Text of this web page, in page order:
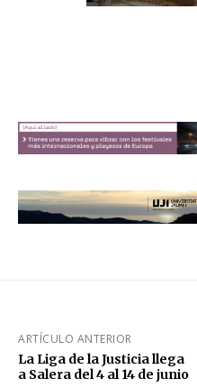
ARTÍCULO ANTERIOR
La Liga de la Justicia llega
a Salera del 4 al 14 de junio